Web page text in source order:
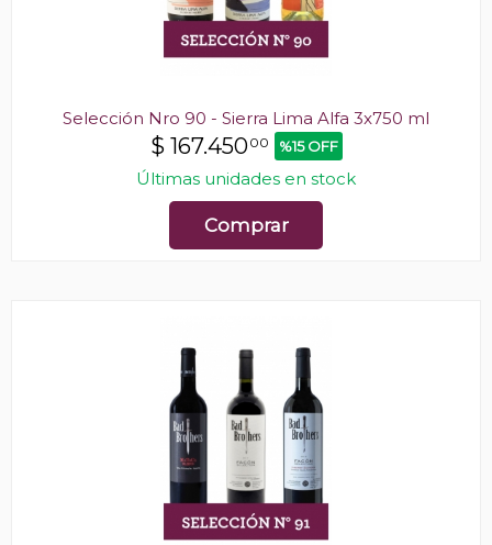
Selección Nro 90 - Sierra Lima Alfa 3x750 ml
$ 167.45000 %15 OFF
Últimas unidades en stock
Comprar